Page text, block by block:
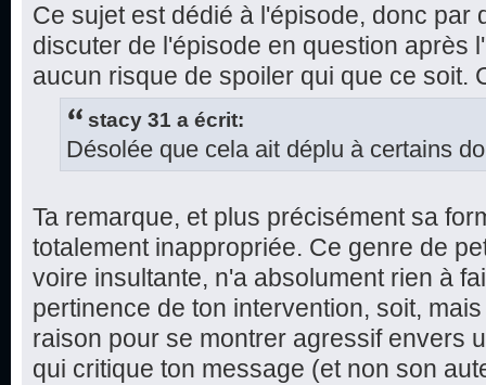
Ce sujet est dédié à l'épisode, donc par
discuter de l'épisode en question après
aucun risque de spoiler qui que ce soit.
stacy 31 a écrit:
Désolée que cela ait déplu à certains
Ta remarque, et plus précisément sa
totalement inappropriée. Ce genre de
voire insultante, n'a absolument rien à
pertinence de ton intervention, soit,
raison pour se montrer agressif envers
qui critique ton message (et non son